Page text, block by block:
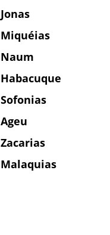
Jonas
Miquéias
Naum
Habacuque
Sofonias
Ageu
Zacarias
Malaquias